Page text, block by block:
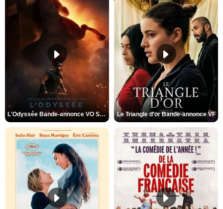
L'Odyssée Bande-annonce VO STFR Le Triangle d'or Bande-annonce VF